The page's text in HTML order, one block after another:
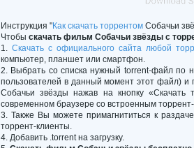
Инструкция "Как скачать торрентом Собачьи
Чтобы скачать фильм Собачьи звёзды с
1. Скачать с официального сайта любой
компьютер, планшет или смартфон.
2. Выбрать со списка нужный torrent-файл по
пользователей в данный момент этот файл)
Собачьи звёзды нажав на кнопку
современном браузере со встроенным
3. Также Вы можете примагнититься к
торрент-клиенты.
4. Добавить .torrent на загрузку.